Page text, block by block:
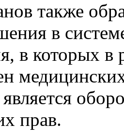
также
в
в которых в
прав.